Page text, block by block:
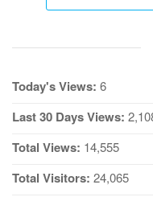
Today's Views: 6
Last 30 Days Views:
Total Views: 14,555
Total Visitors: 24,065